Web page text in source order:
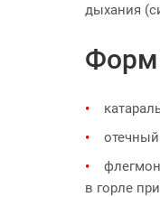
дыхания
в горле